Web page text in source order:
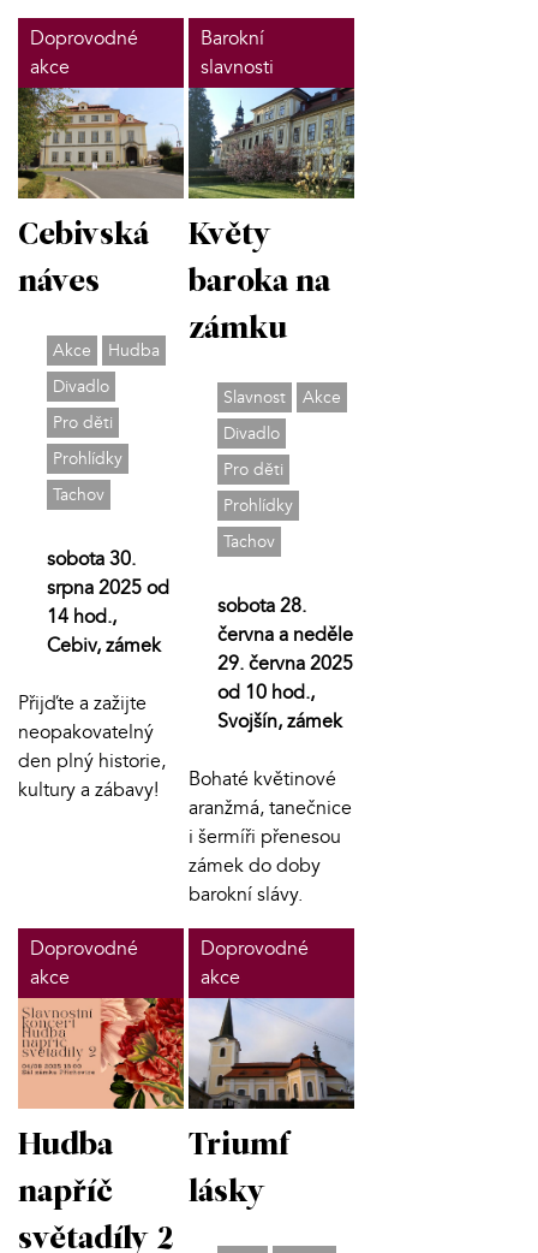
Doprovodné
akce
Cebivská
náves
Akce
Hudba
Divadlo
Pro děti
Prohlídky
Tachov
sobota 30.
srpna 2025 od
14 hod.,
Cebiv, zámek
Přijďte a zažijte
neopakovatelný
den plný historie,
kultury a zábavy!
Barokní
slavnosti
Květy
baroka na
zámku
Slavnost
Akce
Divadlo
Pro děti
Prohlídky
Tachov
sobota 28.
června a neděle
29. června 2025
od 10 hod.,
Svojšín, zámek
Bohaté květinové
aranžmá, tanečnice
i šermíři přenesou
zámek do doby
barokní slávy.
Doprovodné
akce
Hudba
napříč
světadíly 2
Doprovodné
akce
Triumf
lásky